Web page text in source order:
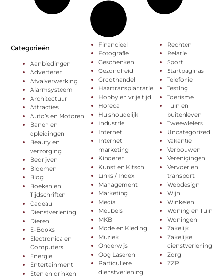
Categorieën
Aanbiedingen
Adverteren
Afvalverwerking
Alarmsysteem
Architectuur
Attracties
Auto’s en Motoren
Banen en
opleidingen
Beauty en
verzorging
Bedrijven
Bloemen
Blog
Boeken en
Tijdschriften
Cadeau
Dienstverlening
Dieren
E-Books
Electronica en
Computers
Energie
Entertainment
Eten en drinken
Financieel
Fotografie
Geschenken
Gezondheid
Groothandel
Haartransplantatie
Hobby en vrije tijd
Horeca
Huishoudelijk
Industrie
Internet
Internet
marketing
Kinderen
Kunst en Kitsch
Links / Index
Management
Marketing
Media
Meubels
MKB
Mode en Kleding
Muziek
Onderwijs
Oog Laseren
Particuliere
dienstverlening
Rechten
Relatie
Sport
Startpaginas
Telefonie
Testing
Toerisme
Tuin en
buitenleven
Tweewielers
Uncategorized
Vakantie
Verbouwen
Verenigingen
Vervoer en
transport
Webdesign
Wijn
Winkelen
Woning en Tuin
Woningen
Zakelijk
Zakelijke
dienstverlening
Zorg
ZZP